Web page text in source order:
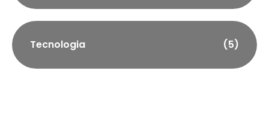
Tecnologia (5)